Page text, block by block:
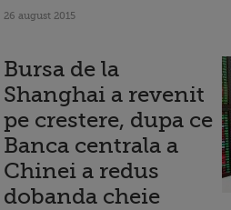
26 august 2015
Bursa de la
Shanghai a revenit
pe crestere, dupa ce
Banca centrala a
Chinei a redus
dobanda cheie